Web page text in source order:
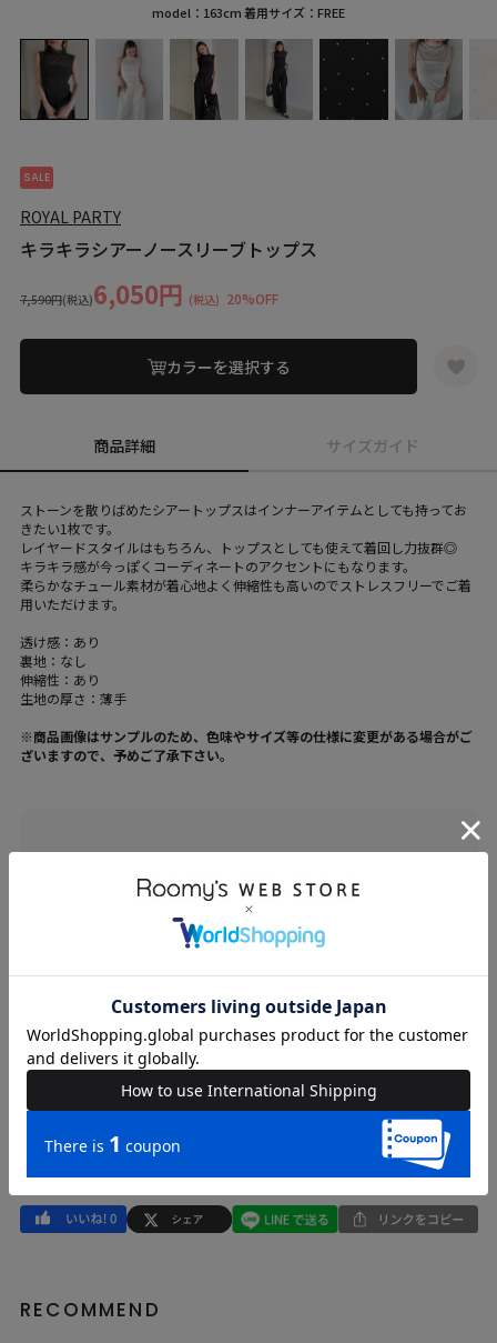
model：163cm 着用サイズ：FREE
SALE
ROYAL PARTY
キラキラシアーノースリーブトップス
7,590円(税込)6,050円 (税込) 20%OFF
カラーを選択する
商品詳細 サイズガイド
ストーンを散りばめたシアートップスはインナーアイテムとしても持ってお
きたい1枚です。
レイヤードスタイルはもちろん、トップスとしても使えて着回し力抜群◎
キラキラ感が今っぽくコーディネートのアクセントにもなります。
柔らかなチュール素材が着心地よく伸縮性も高いのでストレスフリーでご着
用いただけます。
透け感：あり
裏地：なし
伸縮性：あり
生地の厚さ：薄手
※商品画像はサンプルのため、色味やサイズ等の仕様に変更がある場合がご
ざいますので、予めご了承下さい。
WOMENS > トップス > Tシャツ/カットソー
ポリエステル-95%/ポリウレタン-5%
原産国
中国
605 円 (税込) （送料について）
返品・交換
返品特約
キラキラシアーノースリーブトップス
RECOMMEND